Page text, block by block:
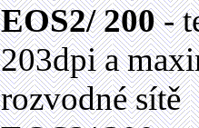
EOS2/ 200-
203dpi a
rozvodné sítě